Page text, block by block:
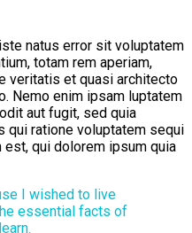
natus error sit voluptatem
totam rem aperiam,
veritatis et quasi architecto
Nemo enim ipsam luptatem
aut fugit, sed quia
qui ratione voluptatem sequi
qui dolorem ipsum quia
I wished to live
essential facts of